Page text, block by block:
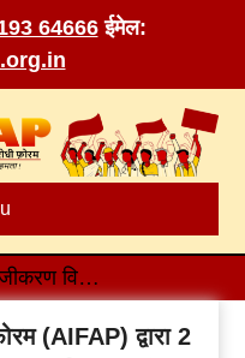
64666 ईमेल:
सर्व हिंद निजीकरण विरोधी फ़ोरम (AIFAP) द्वारा 2 फरवरी 2025 को आयोजित “स्मार्ट मीटर सहित बिजली के निजीकरण के खिलाफ़ लड़ रहे श्रमिकों और उपभोक्ताओं के संघर्ष का समर्थन करें” विषय पर ज़ूम मीटिंग में ऑल इंडिया लोको रनिंग स्टाफ एसोसिएशन (AILRSA) के केंद्रीय उपाध्यक्ष श्री जे.एन. शाह का भाषण
(AIFAP) द्वारा 2